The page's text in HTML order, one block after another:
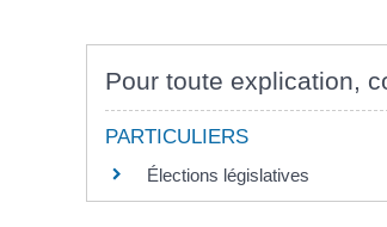
Pour toute explication,
PARTICULIERS
Élections législatives